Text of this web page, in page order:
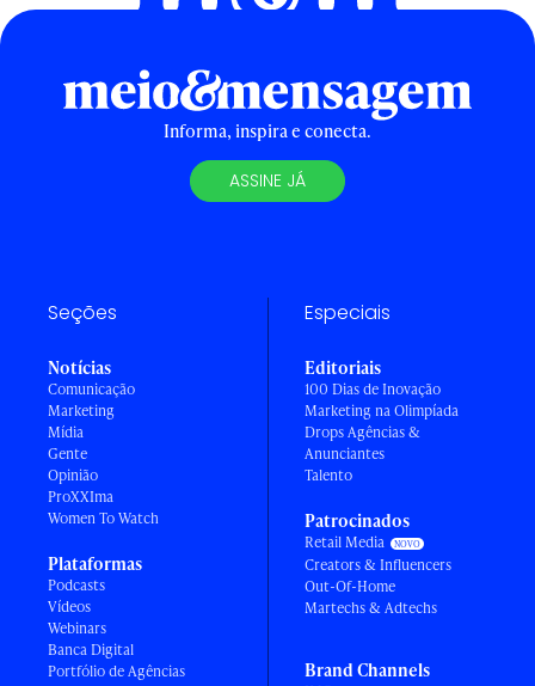
Informa, inspira e conecta.
ASSINE JÁ
Seções
Notícias
Comunicação
Marketing
Mídia
Gente
Opinião
ProXXIma
Women To Watch
Plataformas
Podcasts
Vídeos
Webinars
Banca Digital
Portfólio de Agências
Especiais
Editoriais
100 Dias de Inovação
Marketing na Olimpíada
Drops Agências &
Anunciantes
Talento
Patrocinados
Retail Media
Creators & Influencers
Out-Of-Home
Martechs & Adtechs
Brand Channels